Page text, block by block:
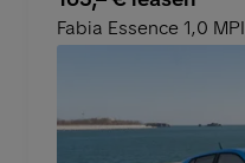
Fabia Essence 1,0 MPI